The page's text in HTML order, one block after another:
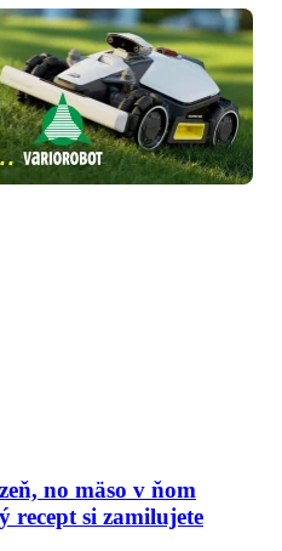
no mäso v ňom
recept si zamilujete